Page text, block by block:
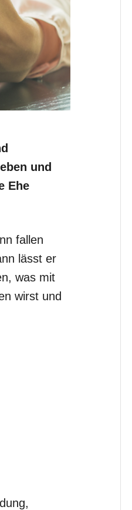
und
Ehe
fallen
lässt er
was mit
wirst und